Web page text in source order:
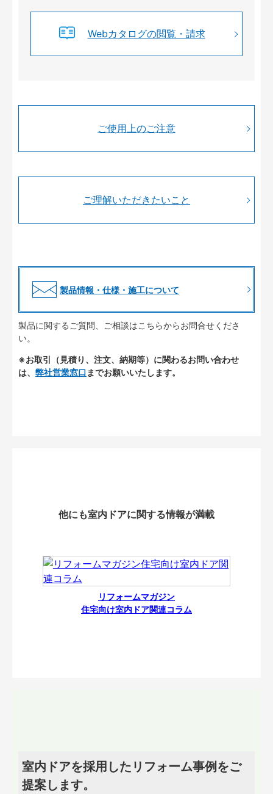
Webカタログの閲覧・請求
ご使用上のご注意
ご理解いただきたいこと
製品情報・仕様・施工について
製品に関するご質問、ご相談はこちらからお問合せくださ
い。
※お取引（見積り、注文、納期等）に関わるお問い合わせ
は、 弊社営業窓口 までお願いいたします。
他にも室内ドアに関する情報が満載
リフォームマガジン
住宅向け室内ドア関連コラム
室内ドアを採用したリフォーム事例をご
提案します。